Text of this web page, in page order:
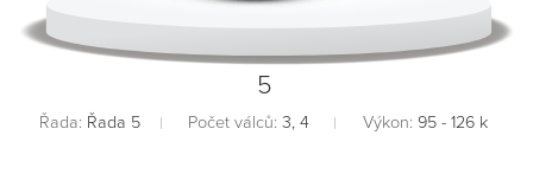
5
Řada: Řada 5 Počet válců: 3, 4 Výkon: 95 - 126 k